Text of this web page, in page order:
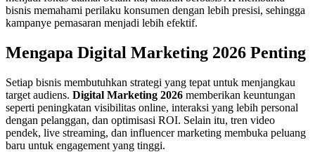
bisnis memahami perilaku konsumen dengan lebih presisi, sehingga
kampanye pemasaran menjadi lebih efektif.
Mengapa Digital Marketing 2026 Penting
Setiap bisnis membutuhkan strategi yang tepat untuk menjangkau
target audiens. Digital Marketing 2026 memberikan keuntungan
seperti peningkatan visibilitas online, interaksi yang lebih personal
dengan pelanggan, dan optimisasi ROI. Selain itu, tren video
pendek, live streaming, dan influencer marketing membuka peluang
baru untuk engagement yang tinggi.